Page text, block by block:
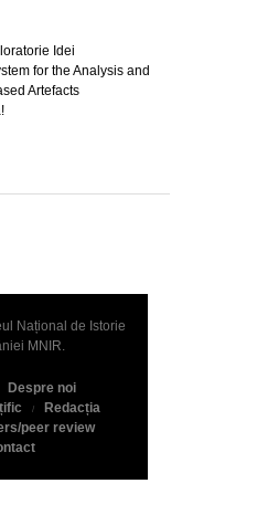
Idei
for the Analysis and
Artefacts
Național de Istorie
MNIR.
Despre noi
Redacția
peer review